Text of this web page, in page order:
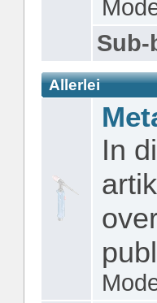
Sub-
Allerlei
In